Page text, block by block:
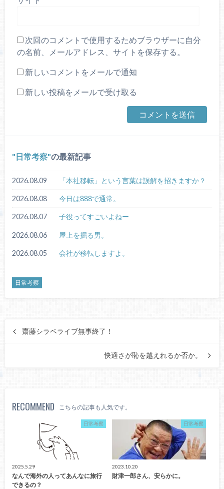
次回のコメントで使用するためブラウザーに自分
の名前、メールアドレス、サイトを保存する。
新しいコメントをメールで通知
新しい投稿をメールで受け取る
日常考察 の最新記事
2026.08.09 「本社移転」という言葉は誤解を招きますか？
2026.08.08 今日は888で通常。
2026.08.07 子役ってすごいよねー
2026.08.06 屋上を掘る男。
2026.08.05 会社が移転しますよ。
日常考察
齋藤シラベライブ無事終了！
快適さが恥を越えれるか否か。
RECOMMEND こちらの記事も人気です。
日常考察
2025.5.29
なんで海外の人ってあんなに旅行
できるの？
日常考察
2023.10.20
財津一郎さん、安らかに。